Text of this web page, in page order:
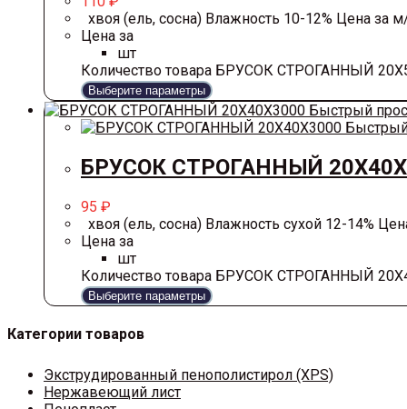
хвоя (ель, сосна) Влажность 10-12% Цена за
Цена за
шт
Количество товара БРУСОК СТРОГАННЫЙ
Выберите параметры
Быстрый
БРУСОК СТРОГАННЫЙ
95 ₽
хвоя (ель, сосна) Влажность сухой 12-14%
Цена за
шт
Количество товара БРУСОК СТРОГАННЫЙ
Выберите параметры
Категории товаров
Экструдированный пенополистирол (XPS)
Нержавеющий лист